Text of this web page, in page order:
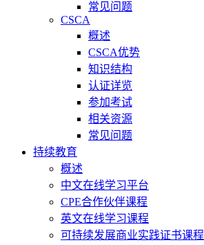
常见问题
CSCA
概述
CSCA优势
知识结构
认证详览
参加考试
相关资源
常见问题
持续教育
概述
中文在线学习平台
CPE合作伙伴课程
英文在线学习课程
可持续发展商业实践证书课程